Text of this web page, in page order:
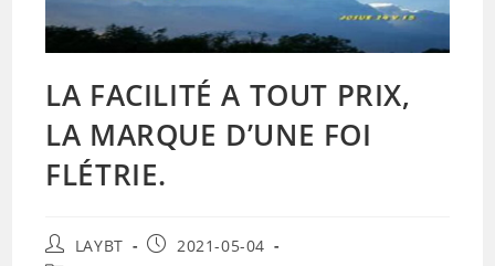
LA FACILITÉ A TOUT PRIX,
LA MARQUE D’UNE FOI
FLÉTRIE.
Auteur/autrice
LAYBT
Publication
2021-05-04